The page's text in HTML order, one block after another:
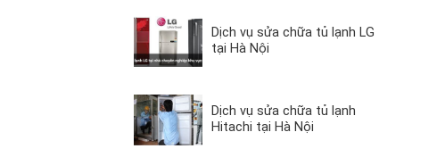
Dịch vụ sửa chữa tủ lạnh LG
tại Hà Nội
Dịch vụ sửa chữa tủ lạnh
Hitachi tại Hà Nội